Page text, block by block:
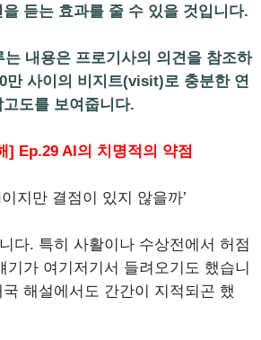
듣는 효과를 줄 수 있을 것입니다.
내용은 프로기사의 의견을 참조하
만 사이의 비지트(visit)로 충분한 연
도를 보여줍니다.
] Ep.29 AI의 치명적의 약점
지만 결점이 있지 않을까’
다. 특히 사활이나 수상전에서 허점
기가 여기저기서 들려오기도 했습니
해설에서도 간간이 지적되곤 했